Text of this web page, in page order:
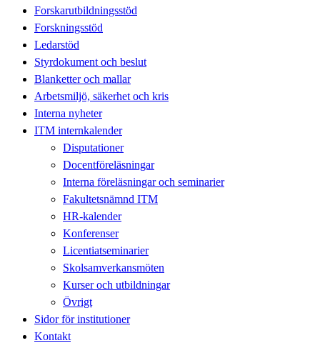
Forskarutbildningsstöd
Forskningsstöd
Ledarstöd
Styrdokument och beslut
Blanketter och mallar
Arbetsmiljö, säkerhet och kris
Interna nyheter
ITM internkalender
Disputationer
Docentföreläsningar
Interna föreläsningar och seminarier
Fakultetsnämnd ITM
HR-kalender
Konferenser
Licentiatseminarier
Skolsamverkansmöten
Kurser och utbildningar
Övrigt
Sidor för institutioner
Kontakt